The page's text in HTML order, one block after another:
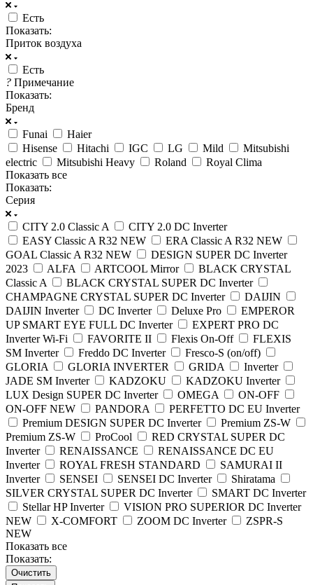
Есть
Показать:
Приток воздуха
Есть
? Примечание
Показать:
Бренд
Funai
Haier
Hisense
Hitachi IGC LG Mild
Mitsubishi
electric
Mitsubishi Heavy Roland
Royal Clima
Показать все
Показать:
Серия
CITY 2.0 Classic A
CITY 2.0 DC Inverter
EASY Classic A R32 NEW
ERA Classic A R32 NEW
GOAL Classic A R32 NEW
DESIGN SUPER DC Inverter
2023
ALFA ARTCOOL Mirror
BLACK CRYSTAL
Classic A
BLACK CRYSTAL SUPER DC Inverter
CHAMPAGNE CRYSTAL SUPER DC Inverter
DAIJIN
DAIJIN Inverter
DC Inverter Deluxe Pro
EMPEROR
UP SMART EYE FULL DC Inverter
EXPERT PRO DC
Inverter Wi-Fi
FAVORITE II Flexis On-Off
FLEXIS
SM Inverter
Freddo DC Inverter
Fresco-S (on/off)
GLORIA
GLORIA INVERTER GRIDA
Inverter
JADE SM Inverter
KADZOKU
KADZOKU Inverter
LUX Design SUPER DC Inverter
OMEGA
ON-OFF
ON-OFF NEW
PANDORA
PERFETTO DC EU Inverter
Premium DESIGN SUPER DC Inverter
Premium ZS-W
Premium ZS-W
ProCool
RED CRYSTAL SUPER DC
Inverter
RENAISSANCE
RENAISSANCE DC EU
Inverter
ROYAL FRESH STANDARD
SAMURAI II
Inverter
SENSEI SENSEI DC Inverter
Shiratama
SILVER CRYSTAL SUPER DC Inverter
SMART DC Inverter
Stellar HP Inverter
VISION PRO SUPERIOR DC Inverter
NEW
X-COMFORT ZOOM DC Inverter
ZSPR-S
NEW
Показать все
Показать:
Очистить